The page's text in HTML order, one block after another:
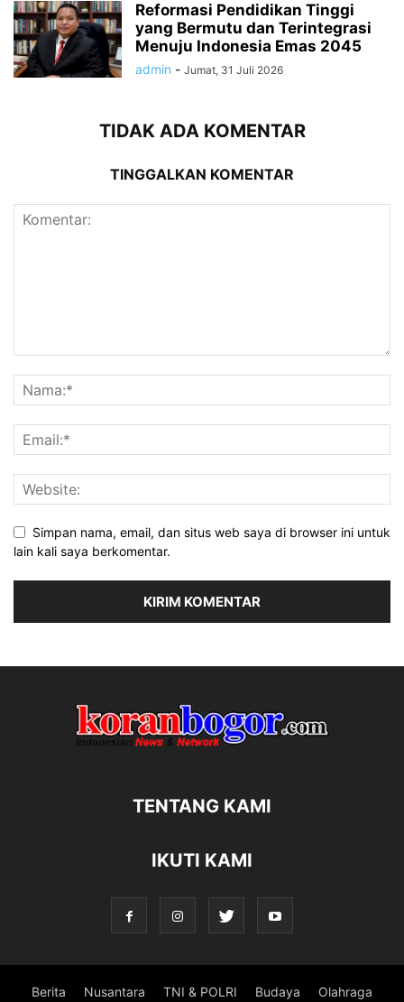
Reformasi Pendidikan Tinggi
yang Bermutu dan Terintegrasi
Menuju Indonesia Emas 2045
admin - Jumat, 31 Juli 2026
TIDAK ADA KOMENTAR
TINGGALKAN KOMENTAR
Simpan nama, email, dan situs web saya di browser ini untuk
lain kali saya berkomentar.
TENTANG KAMI
IKUTI KAMI
Berita Nusantara TNI & POLRI Budaya Olahraga